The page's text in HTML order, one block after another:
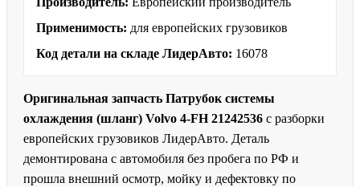
Применимость: для европейских грузовиков
Код детали на складе ЛидерАвто: 16078
Оригинальная запчасть Патрубок системы
охлаждения (шланг) Volvo 4-FH 21242536 с разборки
европейских грузовиков ЛидерАвто. Деталь
демонтирована с автомобиля без пробега по РФ и
прошла внешний осмотр, мойку и дефектовку по